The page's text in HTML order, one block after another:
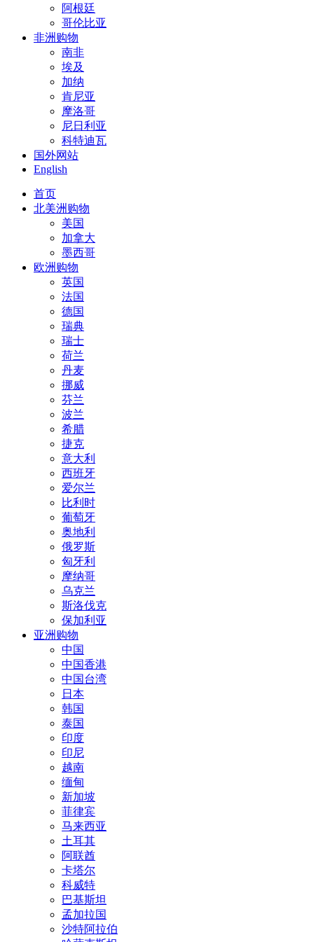
阿根廷
哥伦比亚
非洲购物
南非
埃及
加纳
肯尼亚
摩洛哥
尼日利亚
科特迪瓦
国外网站
English
首页
北美洲购物
美国
加拿大
墨西哥
欧洲购物
英国
法国
德国
瑞典
瑞士
荷兰
丹麦
挪威
芬兰
波兰
希腊
捷克
意大利
西班牙
爱尔兰
比利时
葡萄牙
奥地利
俄罗斯
匈牙利
摩纳哥
乌克兰
斯洛伐克
保加利亚
亚洲购物
中国
中国香港
中国台湾
日本
韩国
泰国
印度
印尼
越南
缅甸
新加坡
菲律宾
马来西亚
土耳其
阿联酋
卡塔尔
科威特
巴基斯坦
孟加拉国
沙特阿拉伯